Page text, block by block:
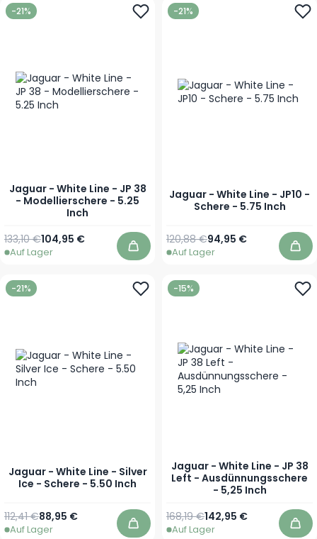
-21%
Jaguar - White Line - JP 38
- Modellierschere - 5.25
Inch
Sonderpreis
104,95 €
Regulärer Preis
133,10 €
Auf Lager In den Warenkorb
-21%
Jaguar - White Line - JP10 -
Schere - 5.75 Inch
Sonderpreis
94,95 €
Regulärer Preis
120,88 €
Auf Lager In
-21%
Jaguar - White Line - Silver
Ice - Schere - 5.50 Inch
Sonderpreis
88,95 €
Regulärer Preis
112,41 €
Auf Lager In den Warenkorb
-15%
Jaguar - White Line - JP 38
Left - Ausdünnungsschere
- 5,25 Inch
Sonderpreis
142,95 €
Regulärer Preis
168,19 €
Auf Lager In